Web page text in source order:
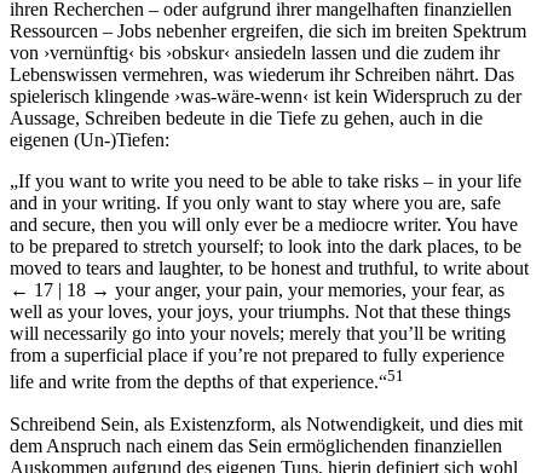
ihren Recherchen – oder aufgrund ihrer mangelhaften finanziellen
Ressourcen – Jobs nebenher ergreifen, die sich im breiten Spektrum
von ›vernünftig‹ bis ›obskur‹ ansiedeln lassen und die zudem ihr
Lebenswissen vermehren, was wiederum ihr Schreiben nährt. Das
spielerisch klingende ›was-wäre-wenn‹ ist kein Widerspruch zu der
Aussage, Schreiben bedeute in die Tiefe zu gehen, auch in die
eigenen (Un-)Tiefen:
„If you want to write you need to be able to take risks – in your life
and in your writing. If you only want to stay where you are, safe
and secure, then you will only ever be a mediocre writer. You have
to be prepared to stretch yourself; to look into the dark places, to be
moved to tears and laughter, to be honest and truthful, to write about
← 17 | 18 → your anger, your pain, your memories, your fear, as
well as your loves, your joys, your triumphs. Not that these things
will necessarily go into your novels; merely that you’ll be writing
from a superficial place if you’re not prepared to fully experience
life and write from the depths of that experience.“51
Schreibend Sein, als Existenzform, als Notwendigkeit, und dies mit
dem Anspruch nach einem das Sein ermöglichenden finanziellen
Auskommen aufgrund des eigenen Tuns, hierin definiert sich wohl